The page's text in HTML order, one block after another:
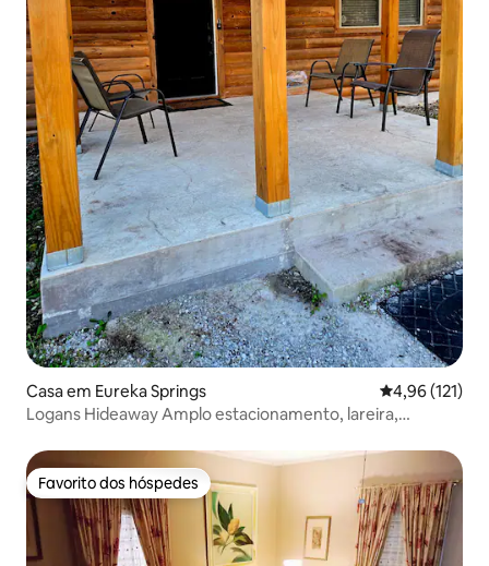
Casa em Eureka Springs Classificação
4,96 (121)
Logans Hideaway Amplo estacionamento, lareira,
Favorito dos hóspedes
Favorito dos hóspedes